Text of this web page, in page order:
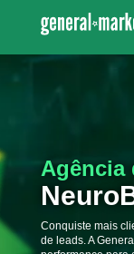
Agência
Conquiste mais
de leads. A